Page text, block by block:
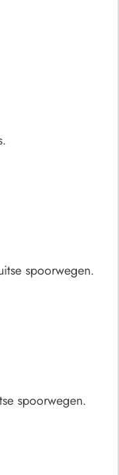
spoorwegen.
spoorwegen.